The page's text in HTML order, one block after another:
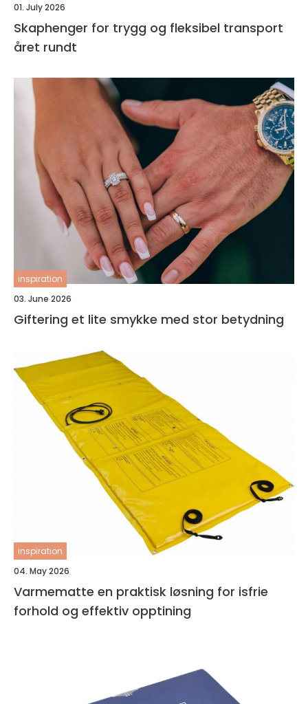
01. July 2026
Skaphenger for trygg og fleksibel transport
året rundt
inspiration
03. June 2026
Giftering et lite smykke med stor betydning
inspiration
04. May 2026
Varmematte en praktisk løsning for isfrie
forhold og effektiv opptining